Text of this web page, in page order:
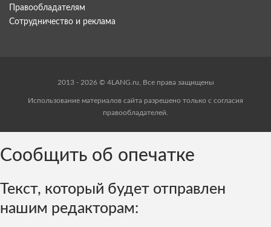
Правообладателям
Сотрудничество и реклама
2013 - 2026 © 4LANG.ru, Все права защищены
Использование материалов сайта разрешено только с согласия
правообладателей.
Сообщить об опечатке
Текст, который будет отправлен
нашим редакторам: